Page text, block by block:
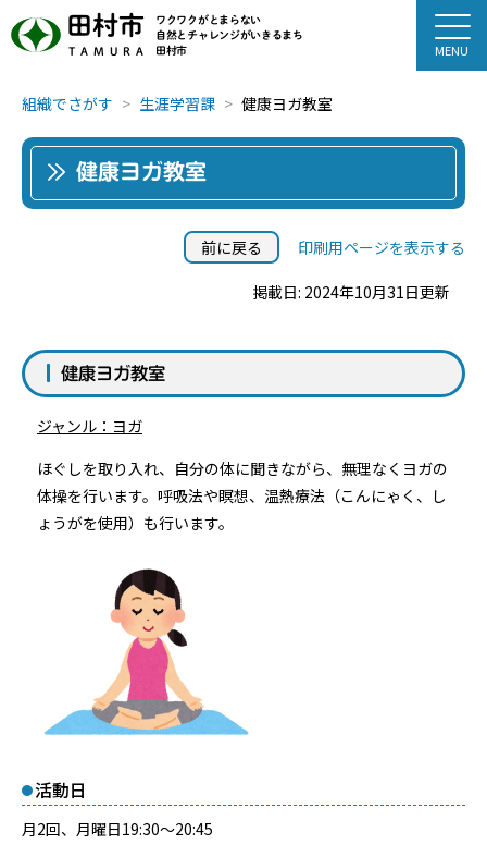
田村市
TAMURA
ワクワクがとまらない
自然とチャレンジがいきるまち
田村市
組織でさがす 生涯学習課 健康ヨガ教室
健康ヨガ教室
前に戻る 印刷用ページを表示する
掲載日: 2024年10月31日更新
健康ヨガ教室
ジャンル：ヨガ
ほぐしを取り入れ、自分の体に聞きながら、無理なくヨガの
体操を行います。呼吸法や瞑想、温熱療法（こんにゃく、し
ょうがを使用）も行います。
活動日
月2回、月曜日19:30～20:45